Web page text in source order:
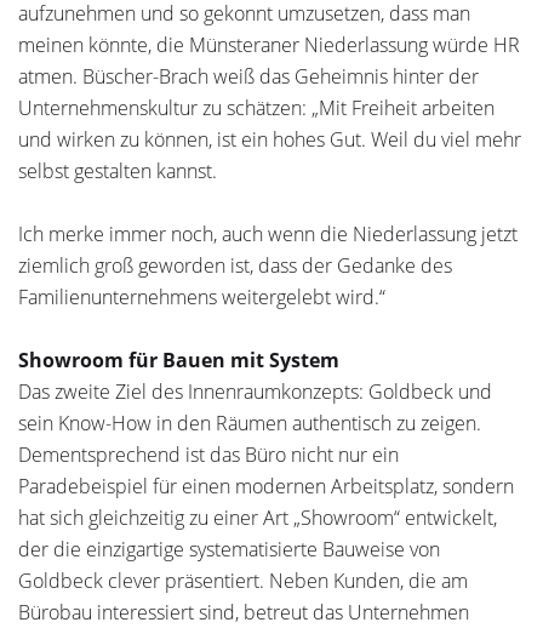
aufzunehmen und so gekonnt umzusetzen, dass man
meinen könnte, die Münsteraner Niederlassung würde HR
atmen. Büscher-Brach weiß das Geheimnis hinter der
Unternehmens­kultur zu schätzen: „Mit Freiheit arbeiten
und wirken zu können, ist ein hohes Gut. Weil du viel mehr
selbst gestalten kannst.
Ich merke immer noch, auch wenn die Niederlassung jetzt
ziemlich groß geworden ist, dass der Gedanke des
Familien­unternehmens weitergelebt wird.“
Showroom für Bauen mit System
Das zweite Ziel des Innenraumkonzepts: Goldbeck und
sein Know-How in den Räumen authentisch zu zeigen.
Dement­sprechend ist das Büro nicht nur ein
Paradebeispiel für einen modernen Arbeitsplatz, sondern
hat sich gleichzeitig zu einer Art „Showroom“ entwickelt,
der die einzigartige systemati­sierte Bauweise von
Goldbeck clever präsentiert. Neben ­Kunden, die am
Bürobau interessiert sind, betreut das Unter­nehmen